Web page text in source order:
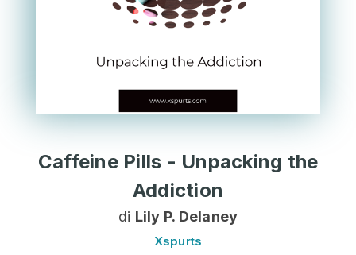
Caffeine Pills - Unpacking the
Addiction
di Lily P. Delaney
Xspurts